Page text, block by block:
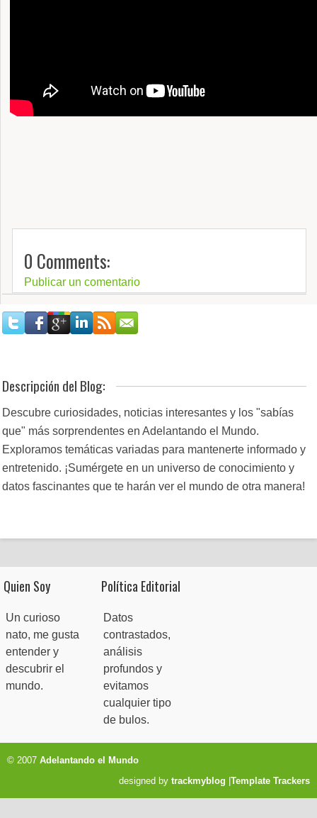
0 Comments:
Publicar un comentario
Descripción del Blog:
Descubre curiosidades, noticias interesantes y los "sabías
que" más sorprendentes en Adelantando el Mundo.
Exploramos temáticas variadas para mantenerte informado y
entretenido. ¡Sumérgete en un universo de conocimiento y
datos fascinantes que te harán ver el mundo de otra manera!
Quien Soy
Un curioso
nato, me gusta
entender y
descubrir el
mundo.
Política Editorial
Datos
contrastados,
análisis
profundos y
evitamos
cualquier tipo
de bulos.
© 2007 Adelantando el Mundo
designed by trackmyblog Template Trackers